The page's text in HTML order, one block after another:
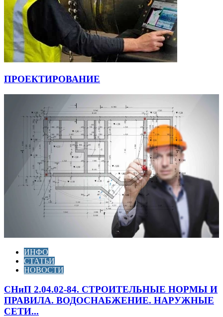
ПРОЕКТИРОВАНИЕ
ИНФО
СТАТЬИ
НОВОСТИ
СНиП 2.04.02-84. СТРОИТЕЛЬНЫЕ НОРМЫ И
ПРАВИЛА. ВОДОСНАБЖЕНИЕ. НАРУЖНЫЕ
СЕТИ...